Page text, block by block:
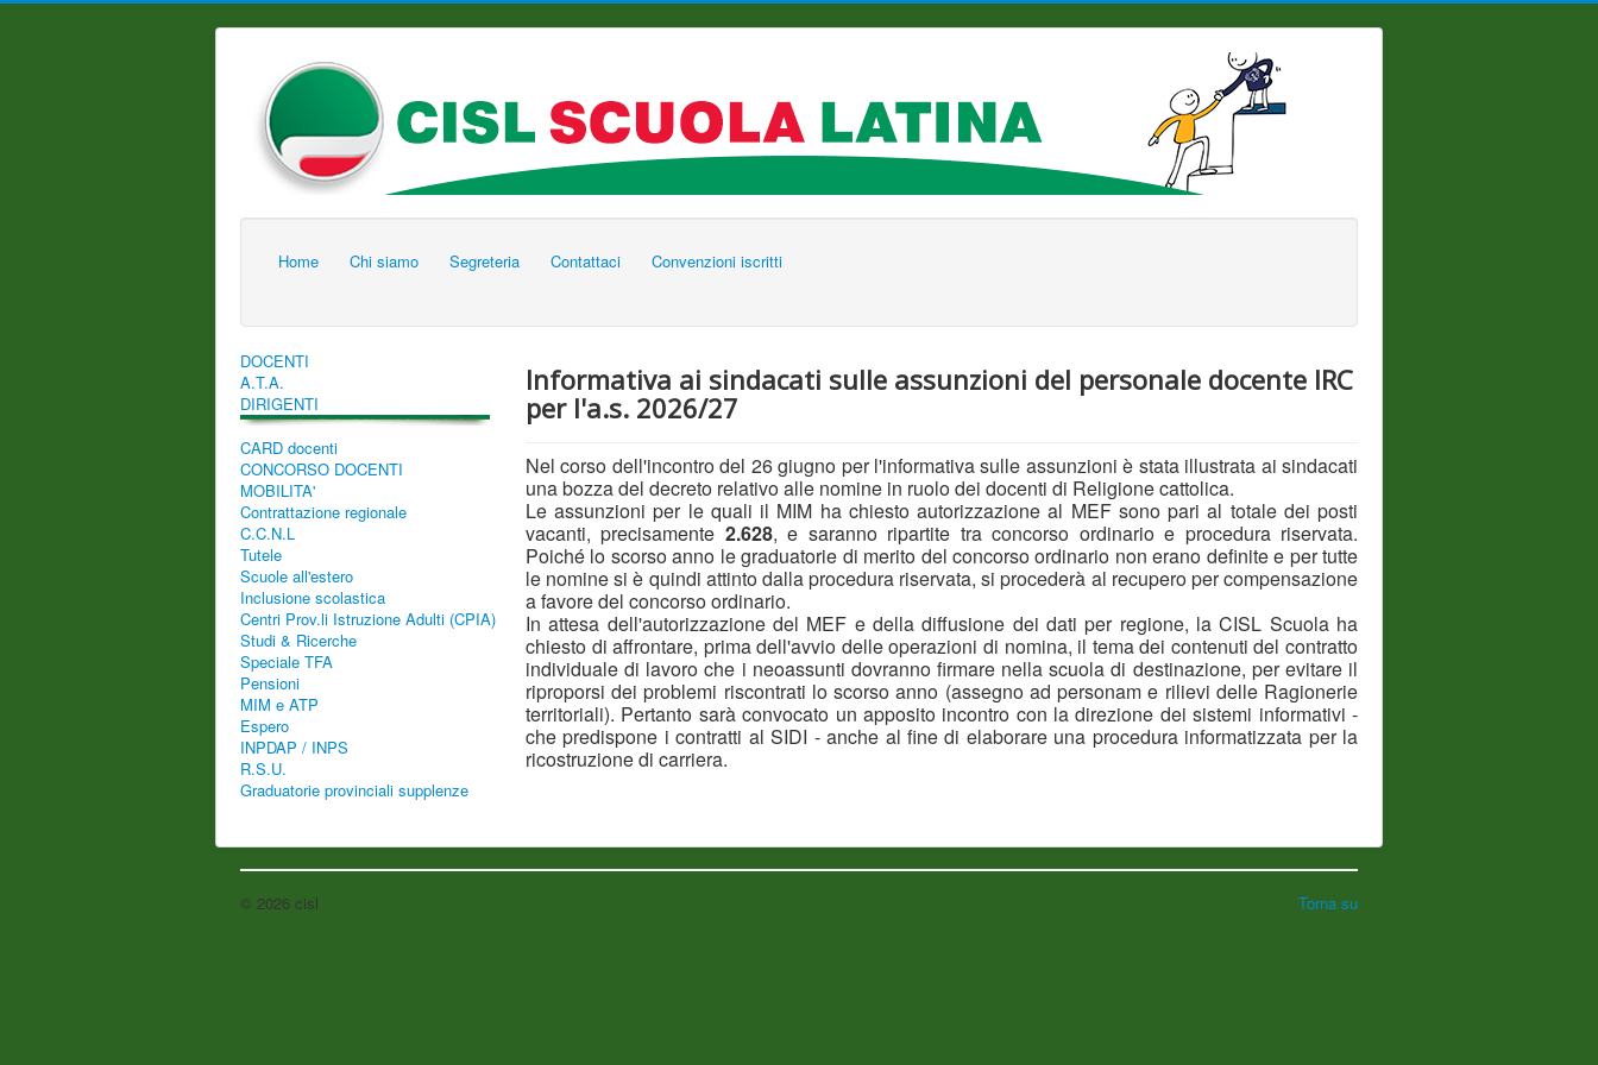
Home Chi siamo Segreteria Contattaci Convenzioni iscritti
DOCENTI
A.T.A.
DIRIGENTI
CARD docenti
CONCORSO DOCENTI
MOBILITA'
Contrattazione regionale
C.C.N.L
Tutele
Scuole all'estero
Inclusione scolastica
Centri Prov.li Istruzione Adulti (CPIA)
Studi & Ricerche
Speciale TFA
Pensioni
MIM e ATP
Espero
INPDAP / INPS
R.S.U.
Graduatorie provinciali supplenze
Informativa ai sindacati sulle assunzioni del personale docente IRC
per l'a.s. 2026/27
Nel corso dell'incontro del 26 giugno per l'informativa sulle assunzioni è stata illustrata ai sindacati
una bozza del decreto relativo alle nomine in ruolo dei docenti di Religione cattolica.
Le assunzioni per le quali il MIM ha chiesto autorizzazione al MEF sono pari al totale dei posti
vacanti, precisamente 2.628, e saranno ripartite tra concorso ordinario e procedura riservata.
Poiché lo scorso anno le graduatorie di merito del concorso ordinario non erano definite e per tutte
le nomine si è quindi attinto dalla procedura riservata, si procederà al recupero per compensazione
a favore del concorso ordinario.
In attesa dell'autorizzazione del MEF e della diffusione dei dati per regione, la CISL Scuola ha
chiesto di affrontare, prima dell'avvio delle operazioni di nomina, il tema dei contenuti del contratto
individuale di lavoro che i neoassunti dovranno firmare nella scuola di destinazione, per evitare il
riproporsi dei problemi riscontrati lo scorso anno (assegno ad personam e rilievi delle Ragionerie
territoriali). Pertanto sarà convocato un apposito incontro con la direzione dei sistemi informativi -
che predispone i contratti al SIDI - anche al fine di elaborare una procedura informatizzata per la
ricostruzione di carriera.
Torna su
© 2026 cisl